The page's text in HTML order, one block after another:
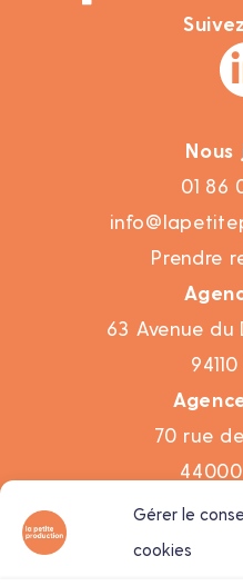
Gérer le
cookies
Nous
01 86
Prendre
63 Avenue du
70 rue